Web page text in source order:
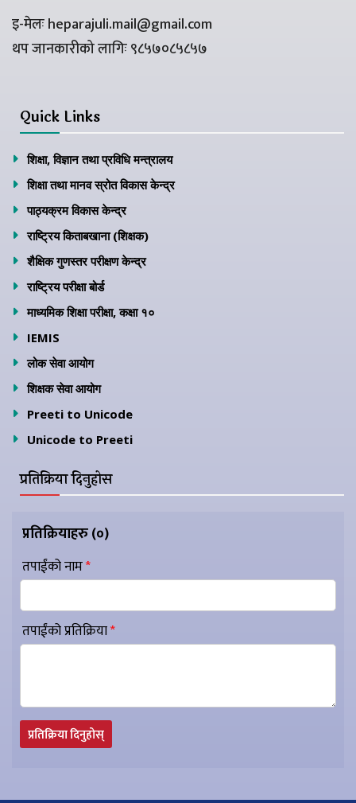
इ-मेलः heparajuli.mail@gmail.com
थप जानकारीको लागिः ९८५७०८५८५७
Quick Links
शिक्षा, विज्ञान तथा प्रविधि मन्त्रालय
शिक्षा तथा मानव स्रोत विकास केन्द्र
पाठ्यक्रम विकास केन्द्र
राष्ट्रिय किताबखाना (शिक्षक)
शैक्षिक गुणस्तर परीक्षण केन्द्र
राष्ट्रिय परीक्षा बोर्ड
माध्यमिक शिक्षा परीक्षा, कक्षा १०
IEMIS
लोक सेवा आयोग
शिक्षक सेवा आयोग
Preeti to Unicode
Unicode to Preeti
प्रतिक्रिया दिनुहोस
प्रतिक्रियाहरु (०)
तपाईंको नाम*
तपाईंको प्रतिक्रिया*
प्रतिक्रिया दिनुहोस्